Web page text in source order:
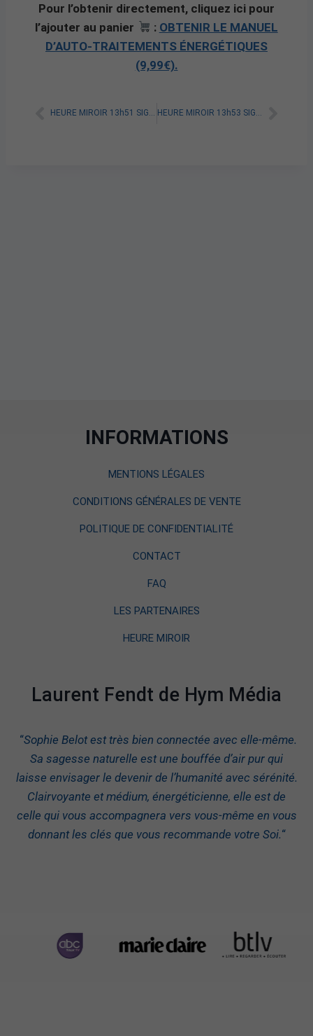
Pour l’obtenir directement, cliquez ici pour
l’ajouter au panier
: OBTENIR LE MANUEL
D’AUTO-TRAITEMENTS ÉNERGÉTIQUES
(9,99€).
HEURE MIROIR 13h51 SIGNIFICATION SPIRITUELLE [A LIRE] HEURE MIROIR 13h53 SIGNIFICATION SPIRITUELLE [A LIRE]
INFORMATIONS
MENTIONS LÉGALES
CONDITIONS GÉNÉRALES DE VENTE
POLITIQUE DE CONFIDENTIALITÉ
CONTACT
FAQ
LES PARTENAIRES
HEURE MIROIR
Laurent Fendt de Hym Média
“Sophie Belot est très bien connectée avec elle-même.
Sa sagesse naturelle est une bouffée d’air pur qui
laisse envisager le devenir de l’humanité avec sérénité.
Clairvoyante et médium, énergéticienne, elle est de
celle qui vous accompagnera vers vous-même en vous
donnant les clés que vous recommande votre Soi.“